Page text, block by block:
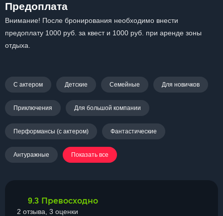
Предоплата
Внимание! После бронирования необходимо внести
предоплату 1000 руб. за квест и 1000 руб. при аренде зоны
отдыха.
С актером Детские Семейные Для новичков
Приключения Для большой компании
Перформансы (с актером) Фантастические
Антуражные Показать все
9.3 Превосходно
2 отзыва, 3 оценки